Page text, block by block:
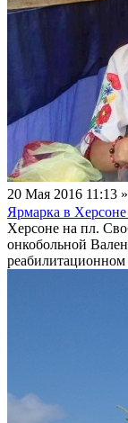
20 Мая 2016 11:13 »
Ярмарка в Херсоне
Херсоне на пл.
онкобольной